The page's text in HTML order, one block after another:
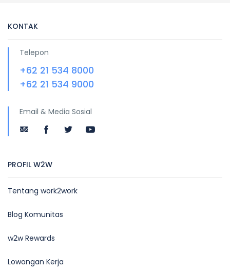
KONTAK
Telepon
+62 21 534 8000
+62 21 534 9000
Email & Media Sosial
PROFIL W2W
Tentang work2work
Blog Komunitas
w2w Rewards
Lowongan Kerja